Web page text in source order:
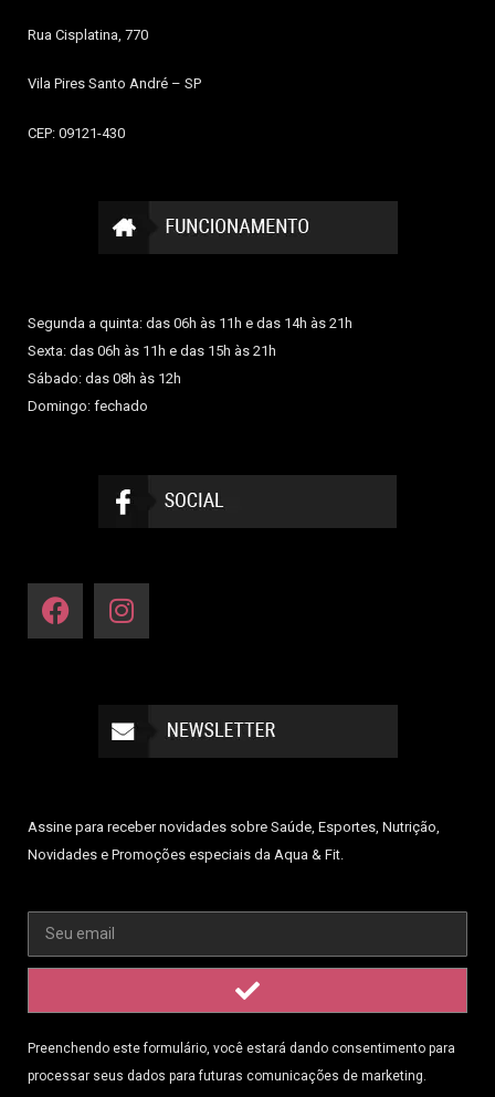
Rua Cisplatina, 770
Vila Pires Santo André – SP
CEP: 09121-430
Segunda a quinta: das 06h às 11h e das 14h às 21h
Sexta: das 06h às 11h e das 15h às 21h
Sábado: das 08h às 12h
Domingo: fechado
Assine para receber novidades sobre Saúde, Esportes, Nutrição,
Novidades e Promoções especiais da Aqua & Fit.
Preenchendo este formulário, você estará dando consentimento para
processar seus dados para futuras comunicações de marketing.